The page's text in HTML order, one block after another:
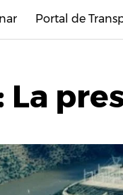
Portal de
La